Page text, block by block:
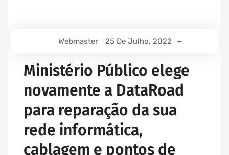
Webmaster 25 De Julho, 2022
Ministério Público elege
novamente a DataRoad
para reparação da sua
rede informática,
cablagem e pontos de